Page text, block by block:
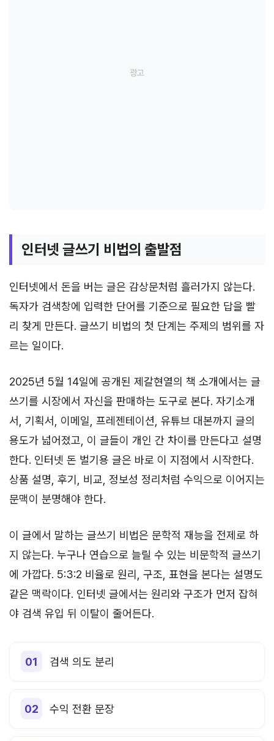
인터넷 글쓰기 비법의 출발점
인터넷에서 돈을 버는 글은 감상문처럼 흘러가지 않는다.
독자가 검색창에 입력한 단어를 기준으로 필요한 답을 빨
리 찾게 만든다. 글쓰기 비법의 첫 단계는 주제의 범위를 자
르는 일이다.
2025년 5월 14일에 공개된 제갈현열의 책 소개에서는 글
쓰기를 시장에서 자신을 판매하는 도구로 본다. 자기소개
서, 기획서, 이메일, 프레젠테이션, 유튜브 대본까지 글의
용도가 넓어졌고, 이 글들이 개인 간 차이를 만든다고 설명
한다. 인터넷 돈 벌기용 글은 바로 이 지점에서 시작한다.
상품 설명, 후기, 비교, 정보성 정리처럼 수익으로 이어지는
문맥이 분명해야 한다.
이 글에서 말하는 글쓰기 비법은 문학적 재능을 전제로 하
지 않는다. 누구나 연습으로 늘릴 수 있는 비문학적 글쓰기
에 가깝다. 5:3:2 비율로 원리, 구조, 표현을 본다는 설명도
같은 맥락이다. 인터넷 글에서는 원리와 구조가 먼저 잡혀
야 검색 유입 뒤 이탈이 줄어든다.
검색 의도 분리
수익 전환 문장